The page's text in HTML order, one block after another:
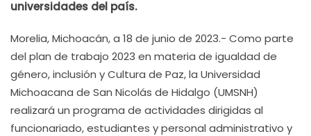
universidades del país.
Morelia, Michoacán, a 18 de junio de 2023.- Como parte
del plan de trabajo 2023 en materia de igualdad de
género, inclusión y Cultura de Paz, la Universidad
Michoacana de San Nicolás de Hidalgo (UMSNH)
realizará un programa de actividades dirigidas al
funcionariado, estudiantes y personal administrativo y